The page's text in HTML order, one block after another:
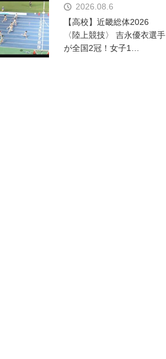
2026.08.6
【高校】近畿総体2026
〈陸上競技〉 吉永優衣選手
が全国2冠！女子1…